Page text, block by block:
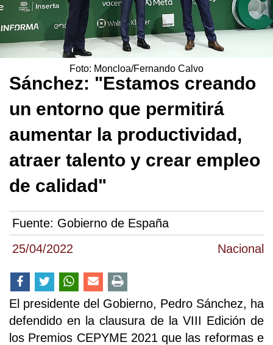
25/04/2022 Nacional
Sánchez: "Estamos creando
un entorno que permitirá
aumentar la productividad,
atraer talento y crear empleo
de calidad"
Fuente: Gobierno de España
El presidente del Gobierno, Pedro Sánchez, ha
defendido en la clausura de la VIII Edición de
los Premios CEPYME 2021 que las reformas e
Foto: Moncloa/Fernando Calvo